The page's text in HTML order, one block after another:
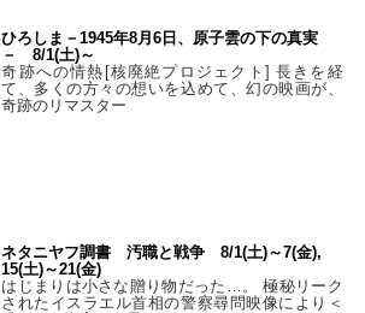
ひろしま－1945年8月6日、原子雲の下の真実
－ 8/1(土)～
奇跡への情熱[核廃絶プロジェクト] 長きを経
て、多くの方々の想いを込めて、幻の映画が、
奇跡のリマスター
ネタニヤフ調書 汚職と戦争 8/1(土)～7(金),
15(土)～21(金)
はじまりは小さな贈り物だった…。 極秘リーク
されたイスラエル首相の警察尋問映像により＜